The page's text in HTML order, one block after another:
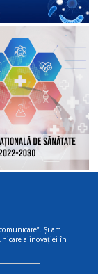
Și am
a inovației în